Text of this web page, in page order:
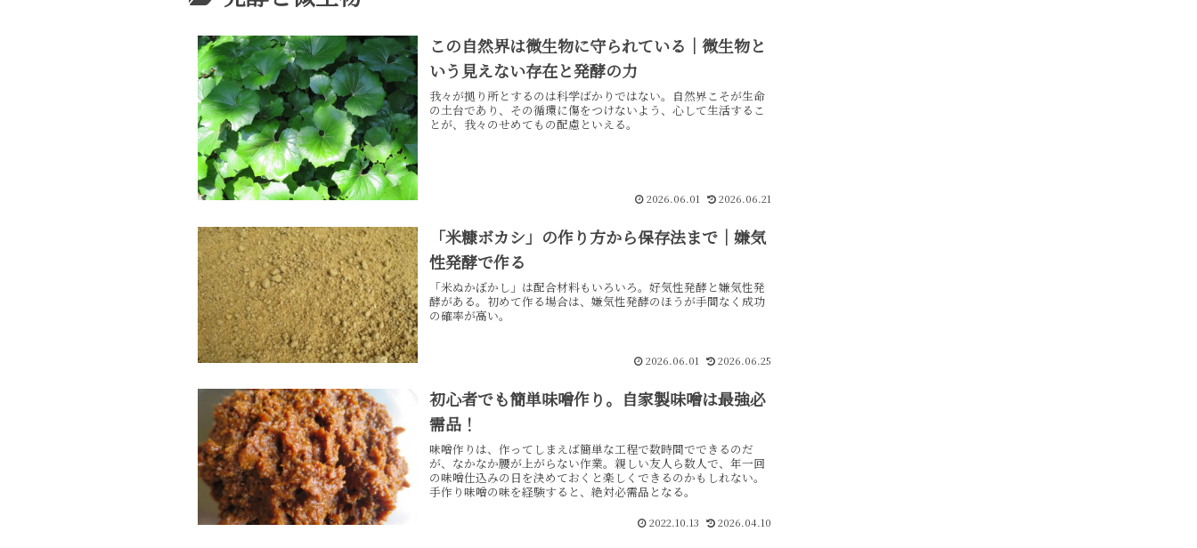
この自然界は微生物に守られている｜微生物と
いう見えない存在と発酵の力
我々が拠り所とするのは科学ばかりではない。自然界こそが生命
の土台であり、その循環に傷をつけないよう、心して生活するこ
とが、我々のせめてもの配慮といえる。
2026.06.01 2026.06.21
「米糠ボカシ」の作り方から保存法まで｜嫌気
性発酵で作る
「米ぬかぼかし」は配合材料もいろいろ。好気性発酵と嫌気性発
酵がある。初めて作る場合は、嫌気性発酵のほうが手間なく成功
の確率が高い。
2026.06.01 2026.06.25
初心者でも簡単味噌作り。自家製味噌は最強必
需品！
味噌作りは、作ってしまえば簡単な工程で数時間でできるのだ
が、なかなか腰が上がらない作業。親しい友人ら数人で、年一回
の味噌仕込みの日を決めておくと楽しくできるのかもしれない。
手作り味噌の味を経験すると、絶対必需品となる。
2022.10.13 2026.04.10